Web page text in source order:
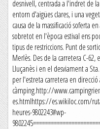
desnivell, centrada a l'indret de
entorn d'aigües clares, i una
causa de la massificació soferta
sobretot en l'època estival ens
tipus de restriccions. Punt de
Merlès. Des de la carretera C-62,
Lluçanès i en el desviament a
per l'estreta carretera en direcció
càmping.http://
es.htmlhttps://es.wikiloc.com/
heures-9802243#wp-